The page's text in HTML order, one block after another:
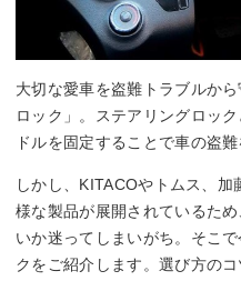
大切な愛車を盗難トラブルか
ロック」。ステアリングロッ
ドルを固定することで車の盗
しかし、KITACOやトムス、
様な製品が展開されているた
いか迷ってしまいがち。そこ
クをご紹介します。選び方の